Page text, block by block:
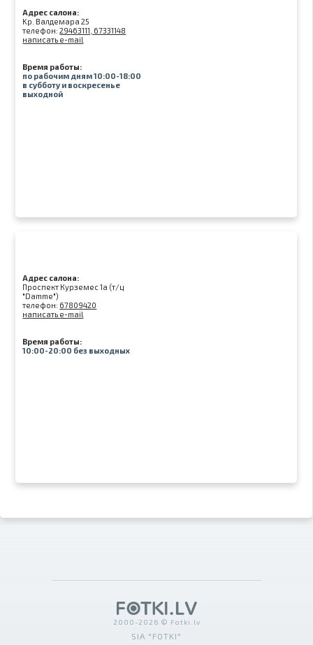
Адрес салона:
Kр. Валдемара 25
телефон:29463111, 67331148
написать e-mail
Время работы:
по рабочим дням 10:00-18:00
в субботу и воскресенье
выходной
Адрес салона:
Проспект Курземес 1а (т/ц
"Damme")
телефон: 67809420
написать e-mail
Время работы:
10:00-20:00 без выходных
2000-2026 © Fotki.lv
SIA "FOTKI"